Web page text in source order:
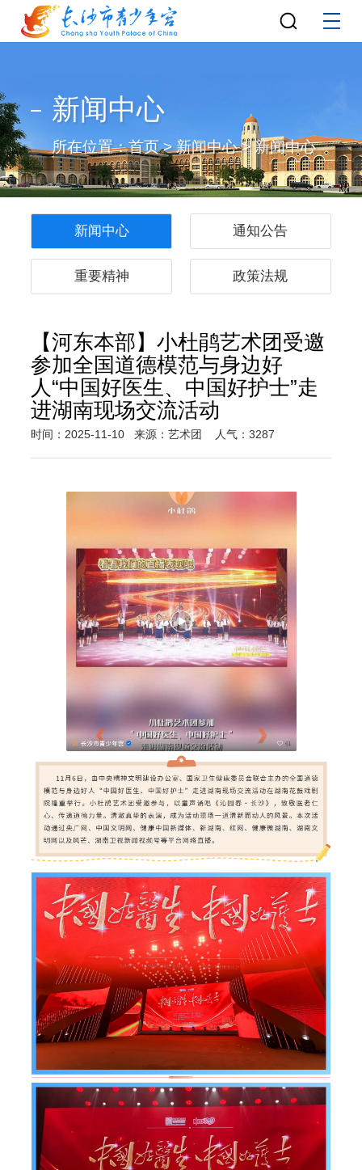
新闻中心
所在位置：首页>新闻中心>新闻中心
新闻中心 通知公告
重要精神 政策法规
【河东本部】小杜鹃艺术团受邀
参加全国道德模范与身边好
人“中国好医生、中国好护士”走
进湖南现场交流活动
时间：2025-11-10 来源：艺术团 人气：3287